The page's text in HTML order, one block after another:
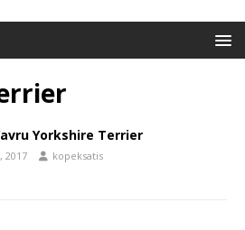
Yorkshire Terrier
2017 kopeksatis